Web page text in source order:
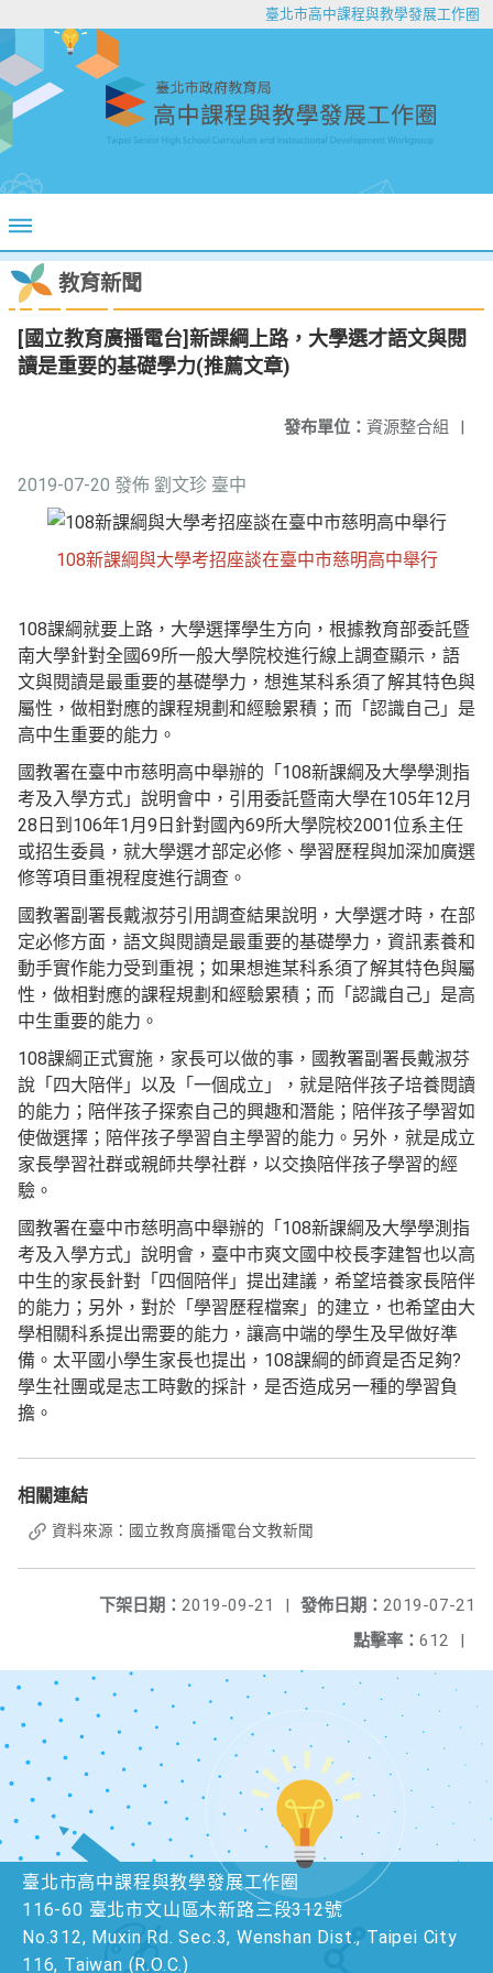
臺北市高中課程與教學發展工作圈
教育新聞
[國立教育廣播電台]新課綱上路，大學選才語文與閱
讀是重要的基礎學力(推薦文章)
發布單位： 資源整合組 |
2019-07-20 發佈 劉文珍 臺中
108新課綱與大學考招座談在臺中市慈明高中舉行
108課綱就要上路，大學選擇學生方向，根據教育部委託暨
南大學針對全國69所一般大學院校進行線上調查顯示，語
文與閱讀是最重要的基礎學力，想進某科系須了解其特色與
屬性，做相對應的課程規劃和經驗累積；而「認識自己」是
高中生重要的能力。
國教署在臺中市慈明高中舉辦的「108新課綱及大學學測指
考及入學方式」說明會中，引用委託暨南大學在105年12月
28日到106年1月9日針對國內69所大學院校2001位系主任
或招生委員，就大學選才部定必修、學習歷程與加深加廣選
修等項目重視程度進行調查。
國教署副署長戴淑芬引用調查結果說明，大學選才時，在部
定必修方面，語文與閱讀是最重要的基礎學力，資訊素養和
動手實作能力受到重視；如果想進某科系須了解其特色與屬
性，做相對應的課程規劃和經驗累積；而「認識自己」是高
中生重要的能力。
108課綱正式實施，家長可以做的事，國教署副署長戴淑芬
說「四大陪伴」以及「一個成立」，就是陪伴孩子培養閱讀
的能力；陪伴孩子探索自己的興趣和潛能；陪伴孩子學習如
使做選擇；陪伴孩子學習自主學習的能力。另外，就是成立
家長學習社群或親師共學社群，以交換陪伴孩子學習的經
驗。
國教署在臺中市慈明高中舉辦的「108新課綱及大學學測指
考及入學方式」說明會，臺中市爽文國中校長李建智也以高
中生的家長針對「四個陪伴」提出建議，希望培養家長陪伴
的能力；另外，對於「學習歷程檔案」的建立，也希望由大
學相關科系提出需要的能力，讓高中端的學生及早做好準
備。太平國小學生家長也提出，108課綱的師資是否足夠?
學生社團或是志工時數的採計，是否造成另一種的學習負
擔。
相關連結
資料來源：國立教育廣播電台文教新聞
發佈日期： 2019-07-21
下架日期： 2019-09-21
|
點擊率： 612 |
臺北市高中課程與教學發展工作圈
116-60 臺北市文山區木新路三段312號
No.312, Muxin Rd. Sec.3, Wenshan Dist., Taipei City
116, Taiwan (R.O.C.)